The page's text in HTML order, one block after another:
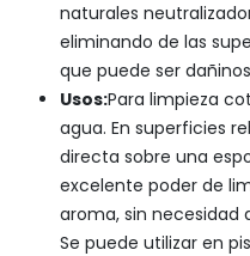
naturales
eliminando de las
que puede ser
Usos:Para limpieza
agua. En superficies
directa sobre una
excelente poder de
aroma, sin necesidad
Se puede utilizar en